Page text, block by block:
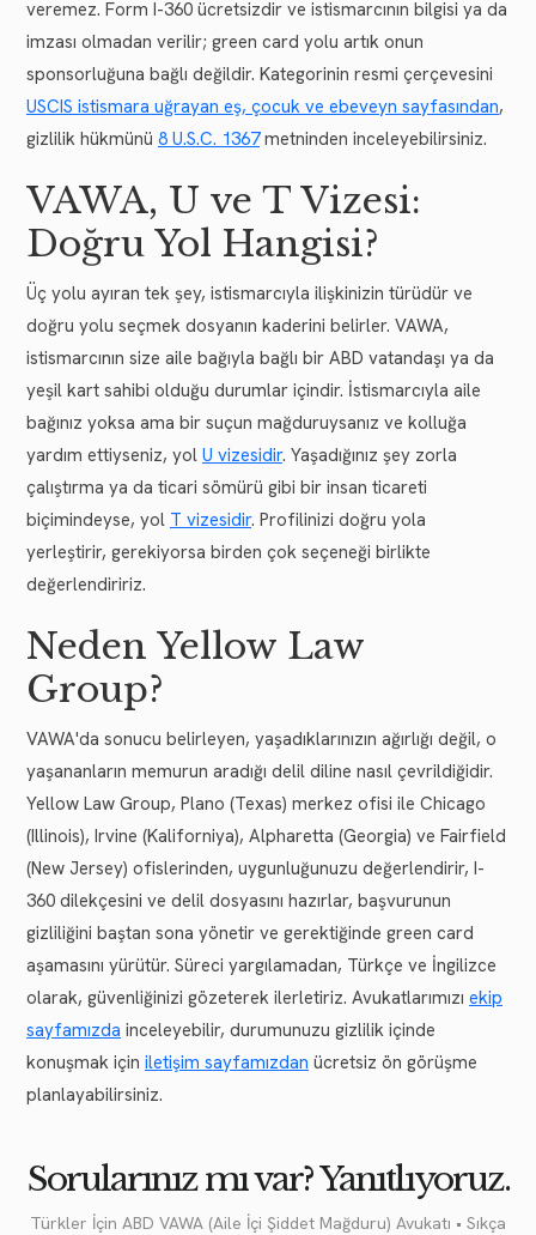
veremez. Form I-360 ücretsizdir ve istismarcının bilgisi ya da
imzası olmadan verilir; green card yolu artık onun
sponsorluğuna bağlı değildir. Kategorinin resmi çerçevesini
USCIS istismara uğrayan eş, çocuk ve ebeveyn sayfasından,
gizlilik hükmünü 8 U.S.C. 1367metninden inceleyebilirsiniz.
VAWA, U ve T Vizesi:
Doğru Yol Hangisi?
Üç yolu ayıran tek şey, istismarcıyla ilişkinizin türüdür ve
doğru yolu seçmek dosyanın kaderini belirler. VAWA,
istismarcının size aile bağıyla bağlı bir ABD vatandaşı ya da
yeşil kart sahibi olduğu durumlar içindir. İstismarcıyla aile
bağınız yoksa ama bir suçun mağduruysanız ve kolluğa
yardım ettiyseniz, yol U vizesidir. Yaşadığınız şey zorla
çalıştırma ya da ticari sömürü gibi bir insan ticareti
biçimindeyse, yol T vizesidir. Profilinizi doğru yola
yerleştirir, gerekiyorsa birden çok seçeneği birlikte
değerlendiririz.
Neden Yellow Law
Group?
VAWA'da sonucu belirleyen, yaşadıklarınızın ağırlığı değil, o
yaşananların memurun aradığı delil diline nasıl çevrildiğidir.
Yellow Law Group, Plano (Texas) merkez ofisi ile Chicago
(Illinois), Irvine (Kaliforniya), Alpharetta (Georgia) ve Fairfield
(New Jersey) ofislerinden, uygunluğunuzu değerlendirir, I-
360 dilekçesini ve delil dosyasını hazırlar, başvurunun
gizliliğini baştan sona yönetir ve gerektiğinde green card
aşamasını yürütür. Süreci yargılamadan, Türkçe ve İngilizce
olarak, güvenliğinizi gözeterek ilerletiriz. Avukatlarımızı ekip
sayfamızda inceleyebilir, durumunuzu gizlilik içinde
konuşmak için iletişim sayfamızdan ücretsiz ön görüşme
planlayabilirsiniz.
Sorularınız mı var? Yanıtlıyoruz.
Türkler İçin ABD VAWA (Aile İçi Şiddet Mağduru) Avukatı • Sıkça